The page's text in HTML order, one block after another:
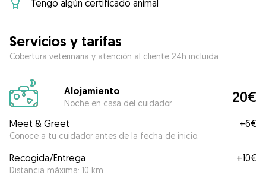
Tengo algún certificado animal
Servicios y tarifas
Cobertura veterinaria y atención al cliente 24h incluida
Alojamiento
Noche en casa del cuidador 20€
Meet & Greet
Conoce a tu cuidador antes de la fecha de inicio.
+6€
Recogida/Entrega
Distancia máxima: 10 km
+10€